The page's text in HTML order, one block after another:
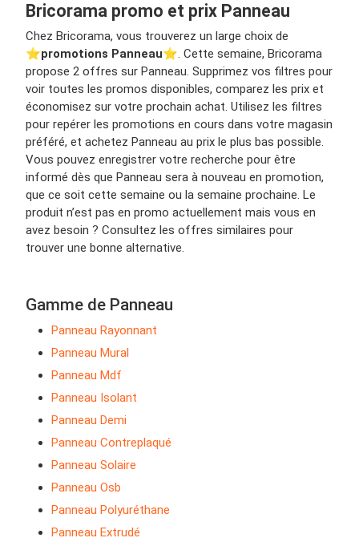
Bricorama promo et prix Panneau
Chez Bricorama, vous trouverez un large choix de
⭐️promotions Panneau⭐️. Cette semaine, Bricorama
propose 2 offres sur Panneau. Supprimez vos filtres pour
voir toutes les promos disponibles, comparez les prix et
économisez sur votre prochain achat. Utilisez les filtres
pour repérer les promotions en cours dans votre magasin
préféré, et achetez Panneau au prix le plus bas possible.
Vous pouvez enregistrer votre recherche pour être
informé dès que Panneau sera à nouveau en promotion,
que ce soit cette semaine ou la semaine prochaine. Le
produit n’est pas en promo actuellement mais vous en
avez besoin ? Consultez les offres similaires pour
trouver une bonne alternative.
Gamme de Panneau
Panneau Rayonnant
Panneau Mural
Panneau Mdf
Panneau Isolant
Panneau Demi
Panneau Contreplaqué
Panneau Solaire
Panneau Osb
Panneau Polyuréthane
Panneau Extrudé